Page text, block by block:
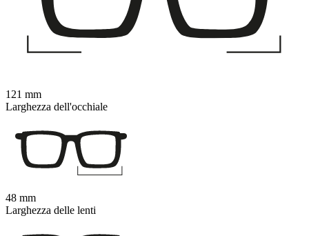
121 mm
Larghezza dell'occhiale
48 mm
Larghezza delle lenti